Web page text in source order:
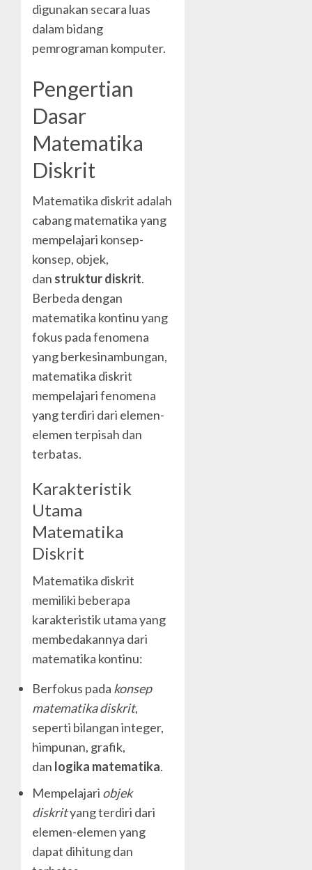
digunakan secara luas
dalam bidang
pemrograman komputer.
Pengertian
Dasar
Matematika
Diskrit
Matematika diskrit adalah
cabang matematika yang
mempelajari konsep-
konsep, objek,
dan struktur diskrit.
Berbeda dengan
matematika kontinu yang
fokus pada fenomena
yang berkesinambungan,
matematika diskrit
mempelajari fenomena
yang terdiri dari elemen-
elemen terpisah dan
terbatas.
Karakteristik
Utama
Matematika
Diskrit
Matematika diskrit
memiliki beberapa
karakteristik utama yang
membedakannya dari
matematika kontinu:
Berfokus pada konsep
matematika diskrit,
seperti bilangan integer,
himpunan, grafik,
dan logika matematika.
Mempelajari objek
diskrityang terdiri dari
elemen-elemen yang
dapat dihitung dan